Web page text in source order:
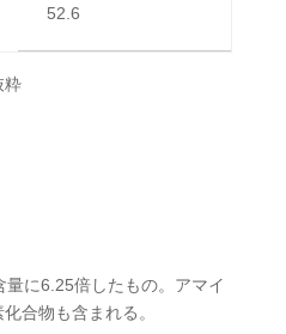
52.6
粋
に6.25倍したもの。アマイ
合物も含まれる。